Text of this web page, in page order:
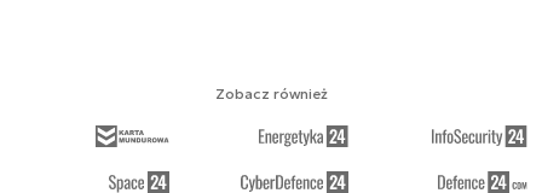
Zobacz również